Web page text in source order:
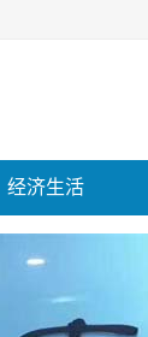
经济生活